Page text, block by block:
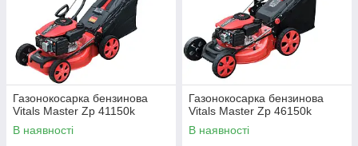
Газонокосарка бензинова
Vitals Master Zp 41150k
В наявності
Газонокосарка бензинова
Vitals Master Zp 46150k
В наявності